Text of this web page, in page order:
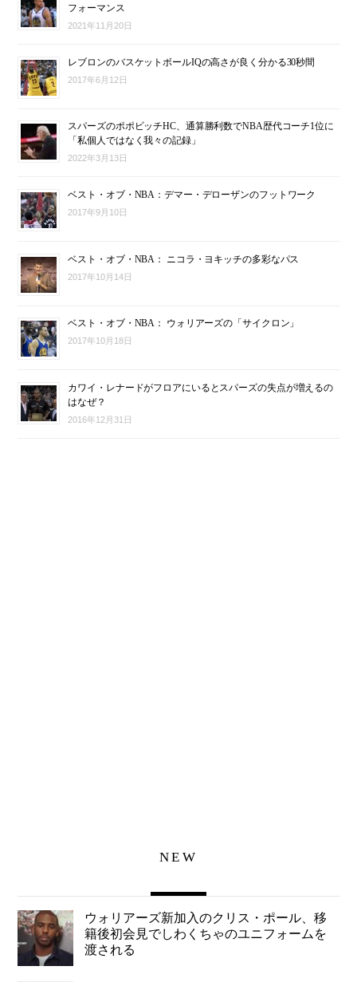
フォーマンス
2021年11月20日
レブロンのバスケットボールIQの高さが良く分かる30秒間
2017年6月12日
スパーズのポポビッチHC、通算勝利数でNBA歴代コーチ1位に
「私個人ではなく我々の記録」
2022年3月13日
ベスト・オブ・NBA：デマー・デローザンのフットワーク
2017年9月10日
ベスト・オブ・NBA： ニコラ・ヨキッチの多彩なパス
2017年10月14日
ベスト・オブ・NBA： ウォリアーズの「サイクロン」
2017年10月18日
カワイ・レナードがフロアにいるとスパーズの失点が増えるの
はなぜ？
2016年12月31日
NEW
ウォリアーズ新加入のクリス・ポール、移
籍後初会見でしわくちゃのユニフォームを
渡される